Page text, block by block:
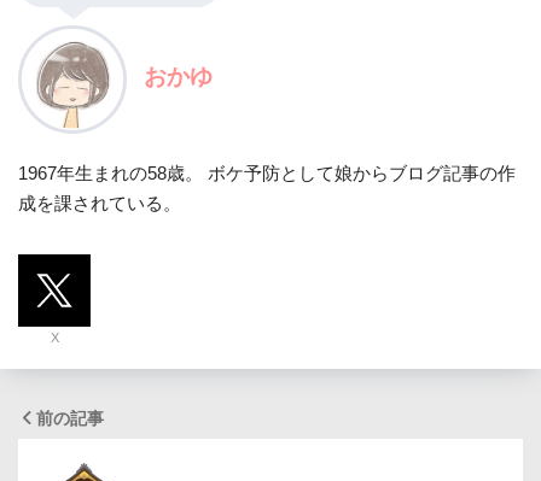
おかゆ
1967年生まれの58歳。 ボケ予防として娘からブログ記事の作
成を課されている。
X
前の記事